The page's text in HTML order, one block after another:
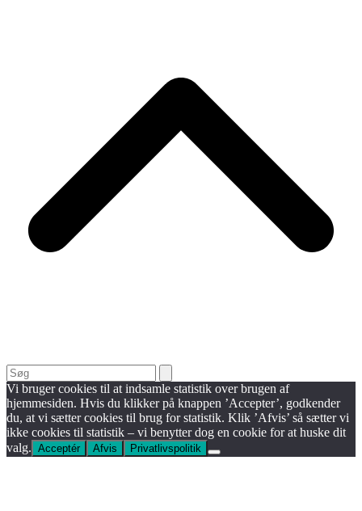
Search
Vi bruger cookies til at indsamle statistik over brugen af
hjemmesiden. Hvis du klikker på knappen ’Accepter’, godkender
du, at vi sætter cookies til brug for statistik. Klik ’Afvis’ så sætter vi
ikke cookies til statistik – vi benytter dog en cookie for at huske dit
valg. Acceptér Afvis Privatlivspolitik